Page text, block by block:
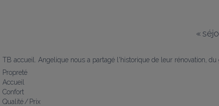
«
TB accueil. Angelique nous a partagé l'historique de leur rénovation,
Propreté
Accueil
Confort
Qualité / Prix